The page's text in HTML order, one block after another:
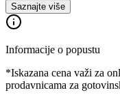
Saznajte više
Informacije o popustu
*Iskazana cena važi za
prodavnicama za